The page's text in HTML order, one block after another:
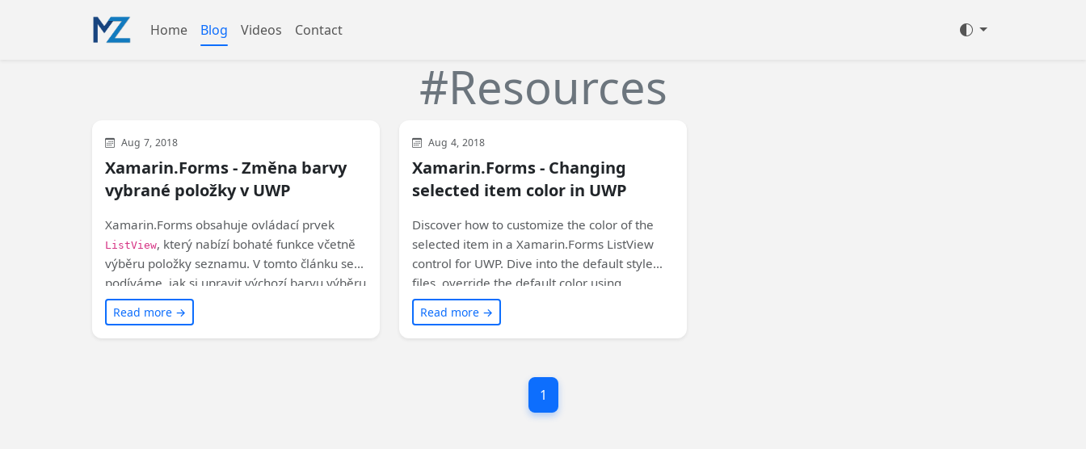
Home Blog Videos Contact
#Resources
Xamarin XAML
Aug 7, 2018
Xamarin.Forms - Změna barvy
vybrané položky v UWP
Xamarin.Forms obsahuje ovládací prvek
ListView, který nabízí bohaté funkce včetně
výběru položky seznamu. V tomto článku se
podíváme, jak si upravit výchozí barvu výběru
položky a přizpůsobit ji svému brandingu.
Zjistíme, jak je implementován výchozí
vzhled, jak změnit barvu na úrovni celé
Read more →
Xamarin XAML
Aug 4, 2018
Xamarin.Forms - Changing
selected item color in UWP
Discover how to customize the color of the
selected item in a Xamarin.Forms ListView
control for UWP. Dive into the default style
files, override the default color using
application-wide resources or create a
custom renderer. Unify the style across
platforms and stay tuned for an upcoming
Check out the full article on modifying default
UWP control styles in Xamarin.Forms.
Read more →
1